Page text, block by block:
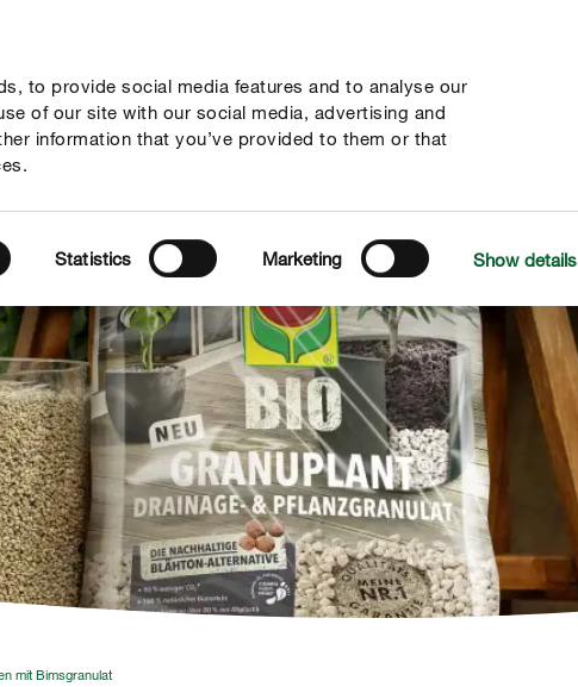
to provide social media features and to analyse our
of our site with our social media, advertising and
information that you’ve provided to them or that
Statistics Marketing Show details
Service Unternehmen
mit Bimsgranulat